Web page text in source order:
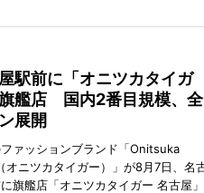
駅前に「オニツカタイガ
艦店 国内2番目規模、全
展開
ファッションブランド「Onitsuka
オニツカタイガー）」が8月7日、名
旗艦店「オニツカタイガー 名古屋」